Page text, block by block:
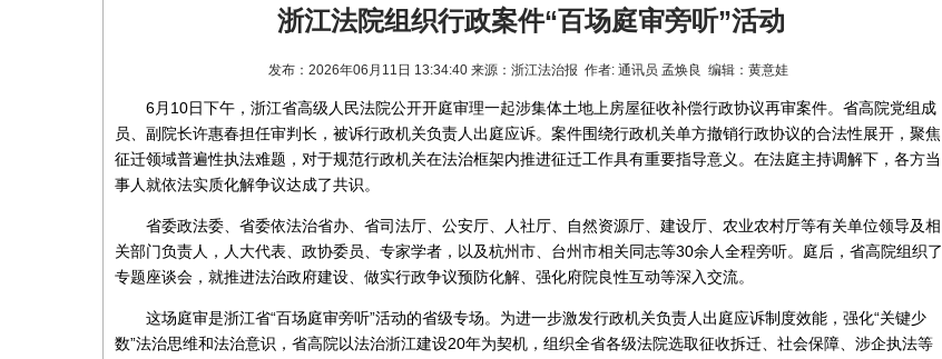
浙江法院组织行政案件“百场庭审旁听”活动
发布：2026年06月11日 13:34:40 来源：浙江法治报 作者: 通讯员 孟焕良 编辑：黄意娃
6月10日下午，浙江省高级人民法院公开开庭审理一起涉集体土地上房屋征收补偿行政协议再审案件。省高院党组成
员、副院长许惠春担任审判长，被诉行政机关负责人出庭应诉。案件围绕行政机关单方撤销行政协议的合法性展开，聚焦
征迁领域普遍性执法难题，对于规范行政机关在法治框架内推进征迁工作具有重要指导意义。在法庭主持调解下，各方当
事人就依法实质化解争议达成了共识。
省委政法委、省委依法治省办、省司法厅、公安厅、人社厅、自然资源厅、建设厅、农业农村厅等有关单位领导及相
关部门负责人，人大代表、政协委员、专家学者，以及杭州市、台州市相关同志等30余人全程旁听。庭后，省高院组织了
专题座谈会，就推进法治政府建设、做实行政争议预防化解、强化府院良性互动等深入交流。
这场庭审是浙江省“百场庭审旁听”活动的省级专场。为进一步激发行政机关负责人出庭应诉制度效能，强化“关键少
数”法治思维和法治意识，省高院以法治浙江建设20年为契机，组织全省各级法院选取征收拆迁、社会保障、涉企执法等